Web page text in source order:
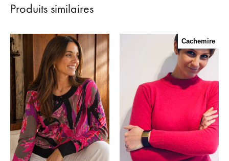
Produits similaires
Cachemire